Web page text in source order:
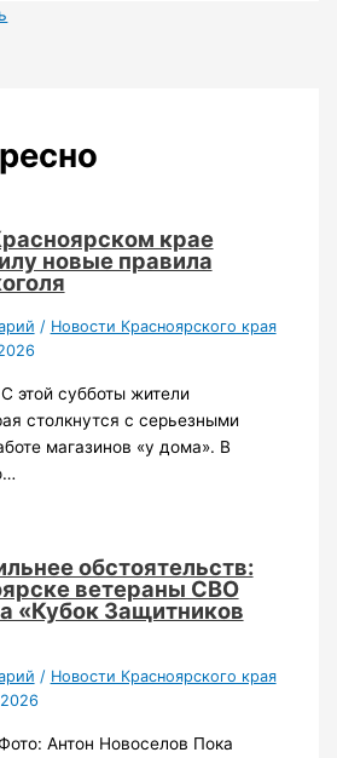
крае
новые правила
/ Новости Красноярского края
этой субботы жители
столкнутся с серьезными
магазинов «у дома». В
обстоятельств:
ветераны СВО
«Кубок Защитников
/ Новости Красноярского края
Антон Новоселов Пока